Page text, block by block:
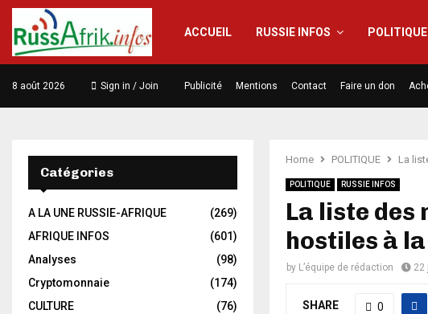
ACCUEIL RUSSIE INFOS POLITIQUE
8 août 2026 Sign in / Join Publicité Mentions Contact Faire un don
Home POLITIQUE La
POLITIQUE RUSSIE INFOS
La liste
hostiles à
by L’équipe de rédaction 22
SHARE 0
Catégories
A LA UNE RUSSIE-AFRIQUE
(269)
AFRIQUE INFOS
(601)
Analyses
(98)
Cryptomonnaie
(174)
CULTURE
(76)